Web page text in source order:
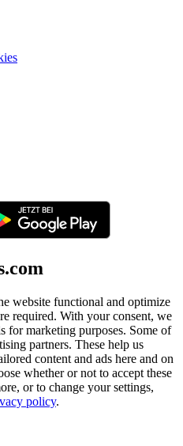
website functional and optimize
required. With your consent, we
for marketing purposes. Some of
partners. These help us
content and ads here and on
whether or not to accept these
or to change your settings,
policy.